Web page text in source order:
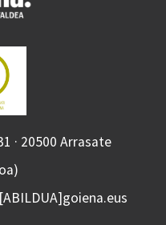
· 20500 Arrasate